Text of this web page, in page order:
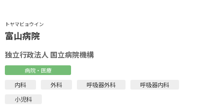
トヤマビョウイン
富山病院
独立行政法人 国立病院機構
病院・医療
内科 外科 呼吸器外科
呼吸器内科
小児科